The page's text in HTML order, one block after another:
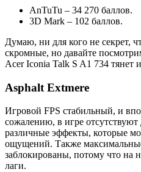
AnTuTu – 34 270 баллов.
3D Mark – 102 баллов.
Думаю, ни для кого не секрет,
скромные, но давайте
Acer Iconia Talk S A1 734 тянет
Asphalt Extmere
Игровой FPS стабильный, и
сожалению, в игре
различные эффекты, которые
ощущений. Также
заблокированы, потому что на
лаги.